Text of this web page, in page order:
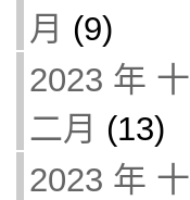
月 (9)
2023 年 十
二月 (13)
2023 年 十